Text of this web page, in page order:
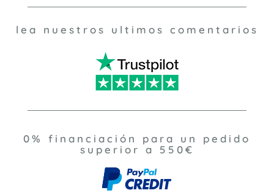
lea nuestros ultimos comentarios
0% financiación para un pedido
superior a 550€